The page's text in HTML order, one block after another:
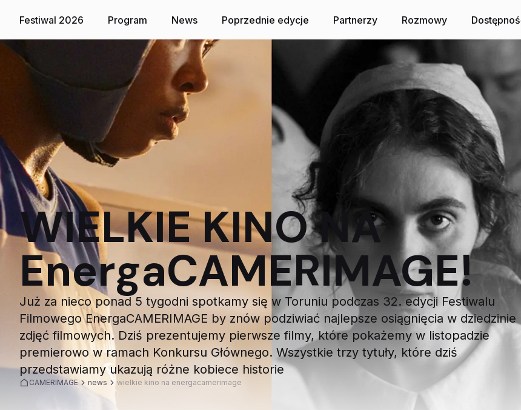
Festiwal 2026
Program News Poprzednie edycje Partnerzy Rozmowy
WIELKIE KINO NA
EnergaCAMERIMAGE!
Już za nieco ponad 5 tygodni spotkamy się w Toruniu podczas 32. edycji Festiwalu
Filmowego EnergaCAMERIMAGE by znów podziwiać najlepsze osiągnięcia w dziedzinie
zdjęć filmowych. Dziś prezentujemy pierwsze filmy, które pokażemy w listopadzie
premierowo w ramach Konkursu Głównego. Wszystkie trzy tytuły, które dziś
przedstawiamy ukazują różne kobiece historie
CAMERIMAGE news wielkie kino na energacamerimage